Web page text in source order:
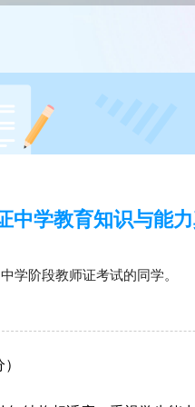
中学教育知识与能
学阶段教师证考试的同学。